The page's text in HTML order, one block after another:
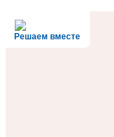
Решаем вместе